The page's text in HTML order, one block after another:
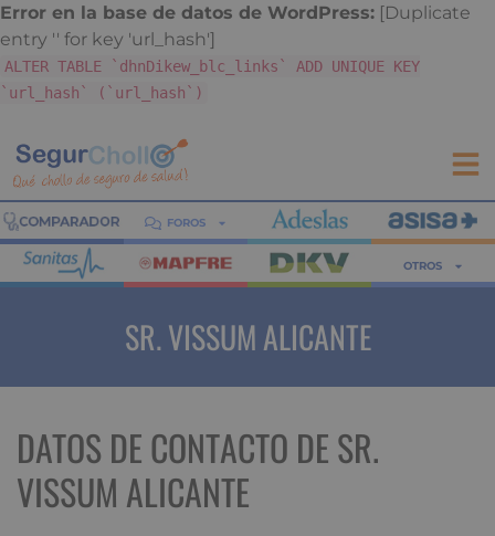
Error en la base de datos de WordPress: [Duplicate
entry '' for key 'url_hash']
ALTER TABLE `dhnDikew_blc_links` ADD UNIQUE KEY
`url_hash` (`url_hash`)
FOROS
OTROS
SR. VISSUM ALICANTE
DATOS DE CONTACTO DE SR.
VISSUM ALICANTE